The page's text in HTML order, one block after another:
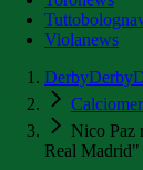
Violanews
Nico Paz
Real Madrid"